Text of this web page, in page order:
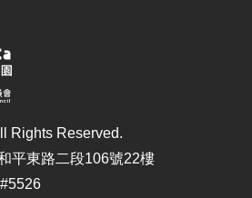
Rights Reserved.
平東路二段106號22樓